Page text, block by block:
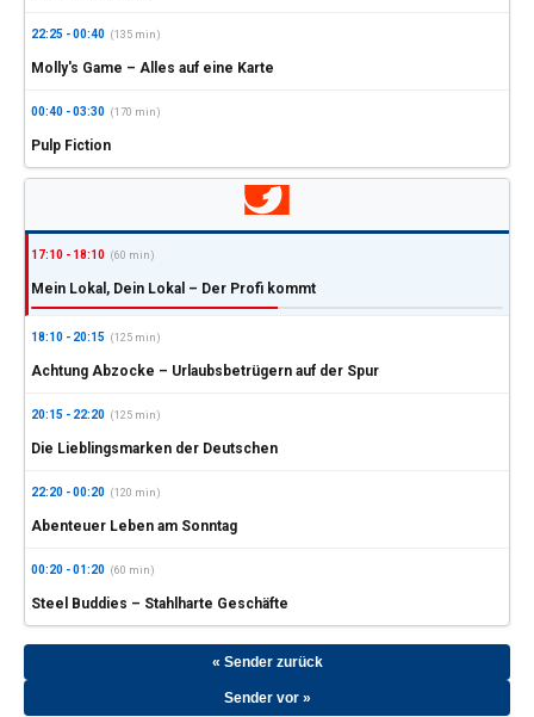
22:25 - 00:40 (135 min)
Molly's Game – Alles auf eine Karte
00:40 - 03:30 (170 min)
Pulp Fiction
17:10 - 18:10 (60 min)
Mein Lokal, Dein Lokal – Der Profi kommt
18:10 - 20:15 (125 min)
Achtung Abzocke – Urlaubsbetrügern auf der Spur
20:15 - 22:20 (125 min)
Die Lieblingsmarken der Deutschen
22:20 - 00:20 (120 min)
Abenteuer Leben am Sonntag
00:20 - 01:20 (60 min)
Steel Buddies – Stahlharte Geschäfte
« Sender zurück
Sender vor »